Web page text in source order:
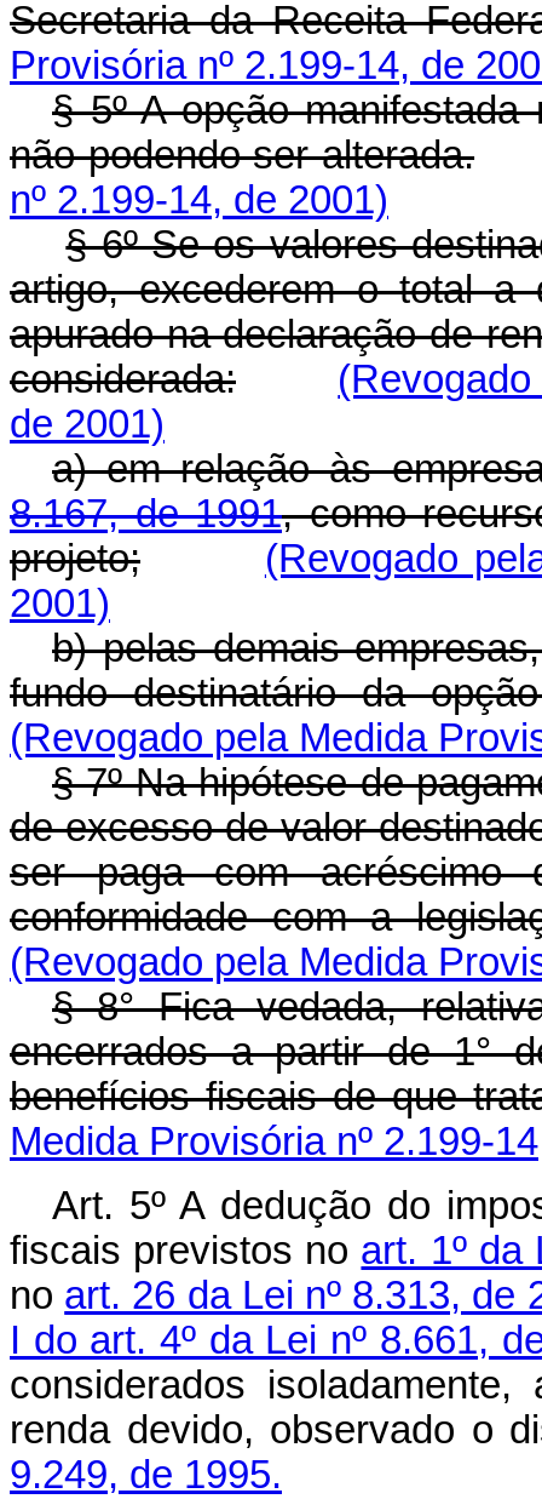
Secretaria da Receita
Provisória nº 2.199-14, de
§ 5º A opção
não podendo ser alterada.
nº 2.199-14, de 2001)
§ 6º Se os valores
artigo, excederem o total a
apurado na declaração de
considerada:
de 2001)
a) em relação às
8.167, de 1991, como
projeto;
(Revogado
2001)
b) pelas demais
fundo destinatário da
(Revogado pela Medida
§ 7º Na hipótese de
de excesso de valor
ser paga com acréscimo
conformidade com a
(Revogado pela Medida
§ 8° Fica vedada,
encerrados a partir de 1°
benefícios fiscais de que
Medida Provisória nº 2.199-
Art. 5º A dedução do
fiscais previstos no art. 1º da
no art. 26 da Lei nº 8.313, de
I do art. 4º da Lei nº 8.661,
considerados
renda devido, observado o
9.249, de 1995.